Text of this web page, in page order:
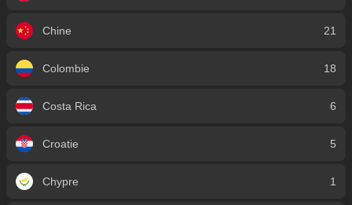
Chine 21
Colombie 18
Costa Rica 6
Croatie 5
Chypre 1